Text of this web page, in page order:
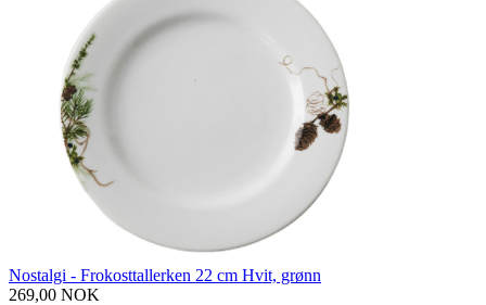
Nostalgi - Frokosttallerken 22 cm Hvit, grønn
269,00 NOK